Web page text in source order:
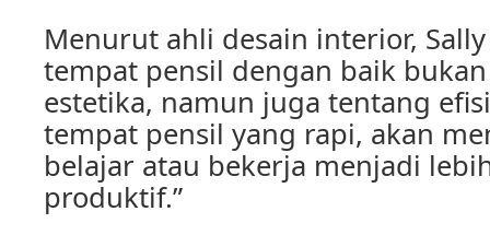
Menurut ahli desain interior,
tempat pensil dengan baik
estetika, namun juga tentang
tempat pensil yang rapi, akan
belajar atau bekerja menjadi
produktif.”